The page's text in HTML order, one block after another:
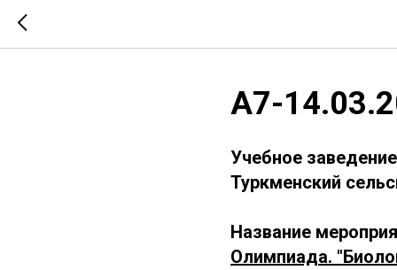
А7-
Учебное
Туркменский
Название
Олимпиада.